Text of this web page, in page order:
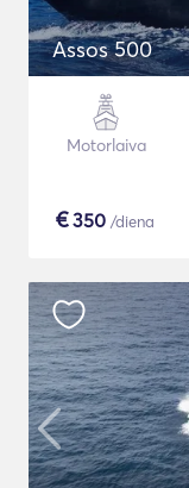
Assos 500
Motorlaiva
€350 /diena